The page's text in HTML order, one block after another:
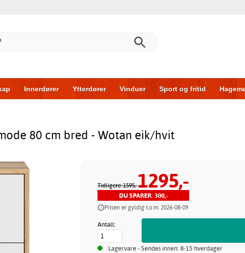
Innerdører Ytterdører Vinduer Sport og fritid
80 cm bred - Wotan eik/hvit
Tidligere: 1595,-1295,-
DU SPARER: 300,-
Prisen er gyldig t.o.m. 2026-08-09
Antall:
Lagervare - Sendes innen: 8-15 hverdager